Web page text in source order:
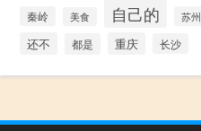
秦岭 美食 自己的 苏州
还不 都是 重庆 长沙